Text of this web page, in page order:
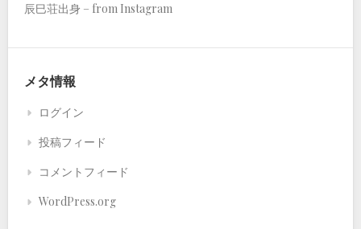
辰巳荘出身 – from Instagram
メタ情報
ログイン
投稿フィード
コメントフィード
WordPress.org